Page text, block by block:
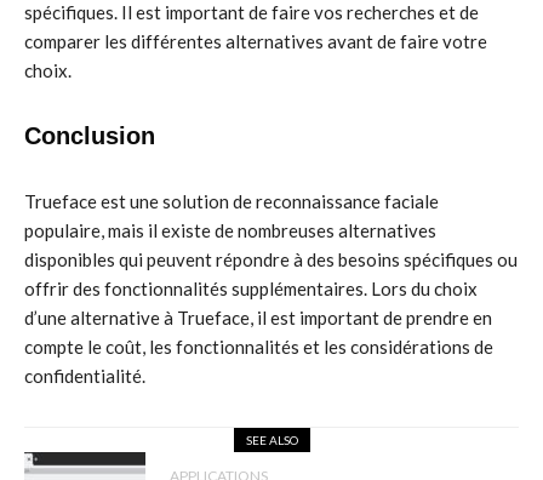
spécifiques. Il est important de faire vos recherches et de
comparer les différentes alternatives avant de faire votre
choix.
Conclusion
Trueface est une solution de reconnaissance faciale
populaire, mais il existe de nombreuses alternatives
disponibles qui peuvent répondre à des besoins spécifiques ou
offrir des fonctionnalités supplémentaires. Lors du choix
d’une alternative à Trueface, il est important de prendre en
compte le coût, les fonctionnalités et les considérations de
confidentialité.
SEE ALSO
APPLICATIONS